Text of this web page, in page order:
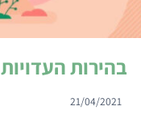
בהירות העדויות
21/04/2021